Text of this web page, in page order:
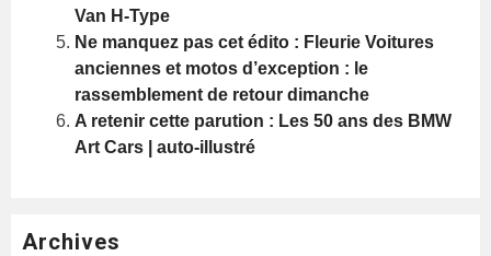
Van H-Type
Ne manquez pas cet édito : Fleurie Voitures
anciennes et motos d’exception : le
rassemblement de retour dimanche
A retenir cette parution : Les 50 ans des BMW
Art Cars | auto-illustré
Archives